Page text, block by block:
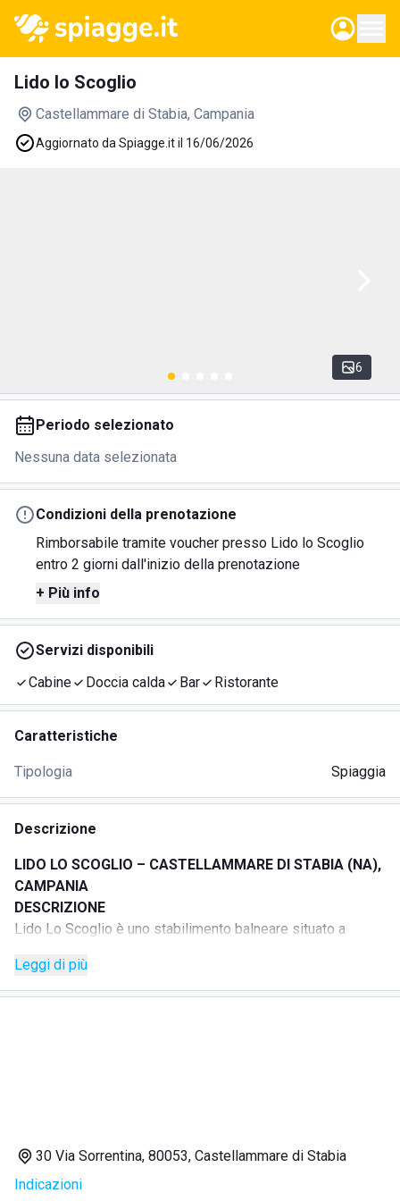
Lido lo Scoglio
Castellammare di Stabia, Campania
Aggiornato da Spiagge.it il 16/06/2026
6
Periodo selezionato
Nessuna data selezionata
Condizioni della prenotazione
Rimborsabile tramite voucher presso Lido lo Scoglio
entro 2 giorni dall'inizio della prenotazione
+ Più info
Servizi disponibili
Cabine
Doccia calda Bar Ristorante
Caratteristiche
Tipologia Spiaggia
Descrizione
LIDO LO SCOGLIO – CASTELLAMMARE DI STABIA (NA),
CAMPANIA
DESCRIZIONE
Lido Lo Scoglio è uno stabilimento balneare situato a
spiaggia, terrazza, pedana e servizi pensati per famiglie,
coppie e gruppi di amici.
Pedana
Ombrelloni
Leggi di più
30 Via Sorrentina, 80053, Castellammare di Stabia
Indicazioni